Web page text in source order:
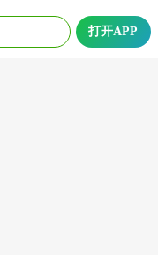
打开APP